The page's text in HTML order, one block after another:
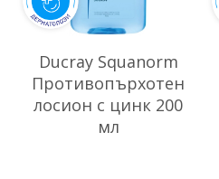
Ducray Squanorm
Противопърхотен
лосион с цинк 200
мл